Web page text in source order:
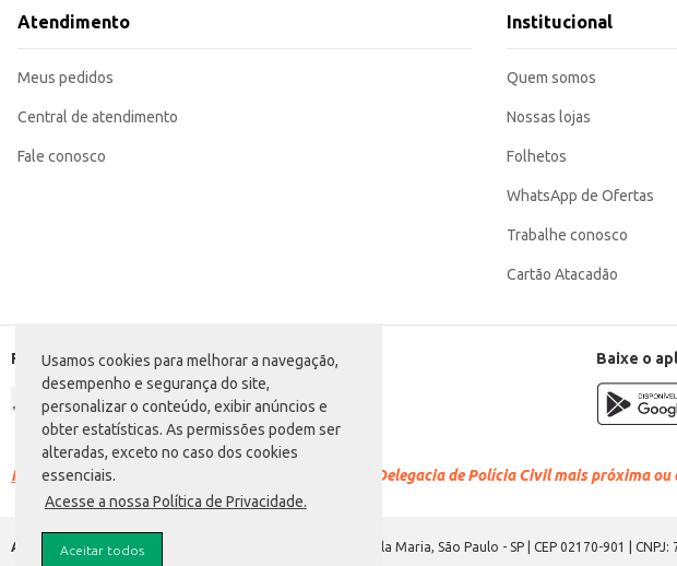
Usamos cookies para melhorar a navegação,
desempenho e segurança do site,
personalizar o conteúdo, exibir anúncios e
obter estatísticas. As permissões podem ser
alteradas, exceto no caso dos cookies
essenciais.
Acesse a nossa Política de Privacidade.
Aceitar todos
Atendimento
Meus pedidos
Central de atendimento
Fale conosco
Institucional
Quem somos
Nossas lojas
Folhetos
WhatsApp de Ofertas
Trabalhe conosco
Cartão Atacadão
Formas de pagamento Baixe o
Racismo é crime. Denuncie. Disque 100 ou procure a Delegacia de Polícia Civil mais próxima
Atacadão S.A. Avenida Morvan Dias de Figueiredo, 6169, Vila Maria, São Paulo - SP | CEP 02170-901 |